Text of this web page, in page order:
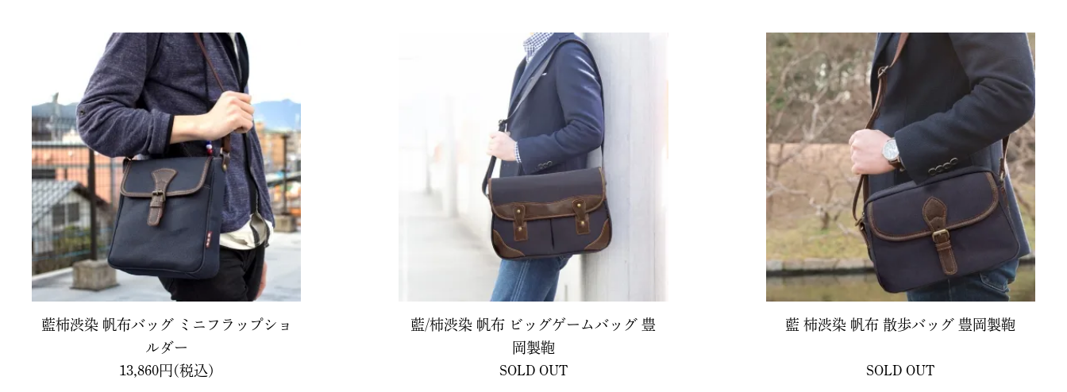
藍柿渋染 帆布バッグ ミニフラップショ
ルダー
13,860円(税込)
藍/柿渋染 帆布 ビッグゲームバッグ 豊
岡製鞄
SOLD OUT
藍 柿渋染 帆布 散歩バッグ 豊岡製鞄
SOLD OUT